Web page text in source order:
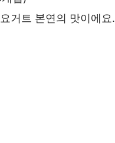
거트 본연의 맛이에요.